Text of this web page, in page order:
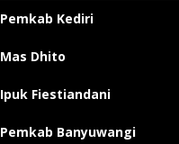
Pemkab Kediri
Mas Dhito
Ipuk Fiestiandani
Pemkab Banyuwangi